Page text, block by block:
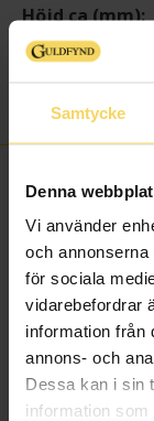
Samtycke
Denna
Vi använder
och
för sociala
vidarebefordrar
information från
annons- och
Dessa kan i sin
information
Höjd ca (mm)
Längd ca (cm)
Material
FINNS